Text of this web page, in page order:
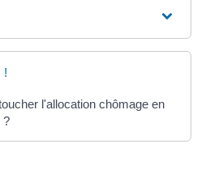
!
l'allocation chômage en
?